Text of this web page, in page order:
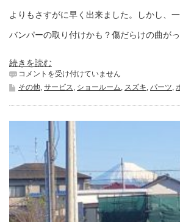
よりもさすがに早く出来ました。しかし、
バンパーの取り付けかも？傷だらけの曲がっ
続きを読む
今
日
車
コメントを受け付けていません
その他, サービス, ショールーム, スズキ, パーツ,